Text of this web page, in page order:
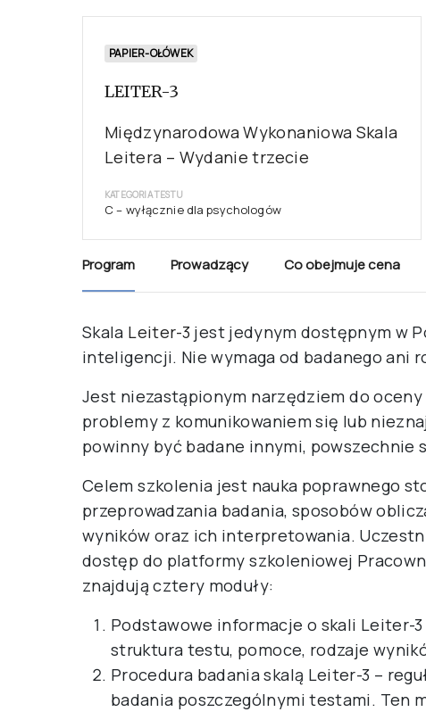
PAPIER-OŁÓWEK
LEITER-3
Międzynarodowa Wykonaniowa Skala
Leitera – Wydanie trzecie
KATEGORIA TESTU
C – wyłącznie dla psychologów
Program Prowadzący Co obejmuje cena
Skala Leiter-3 jest jedynym dostępnym w
inteligencji. Nie wymaga od badanego ani
Jest niezastąpionym narzędziem do
problemy z komunikowaniem się lub
powinny być badane innymi,
Celem szkolenia jest nauka poprawnego
przeprowadzania badania, sposobów
wyników oraz ich interpretowania.
dostęp do platformy szkoleniowej
znajdują cztery moduły:
Podstawowe informacje o skali Leiter-
struktura testu, pomoce, rodzaje
Procedura badania skalą Leiter-3 –
badania poszczególnymi testami. Ten